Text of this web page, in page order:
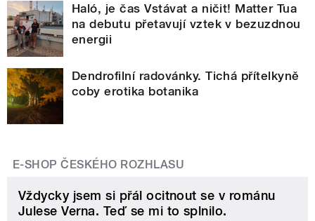
Haló, je čas Vstávat a ničit! Matter Tua
na debutu přetavují vztek v bezuzdnou
energii
Dendrofilní radovánky. Tichá přítelkyně
coby erotika botanika
E-SHOP ČESKÉHO ROZHLASU
Vždycky jsem si přál ocitnout se v románu
Julese Verna. Teď se mi to splnilo.